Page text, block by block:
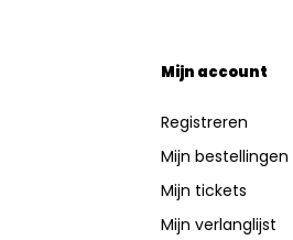
Mijn account
Registreren
Mijn bestellingen
Mijn tickets
Mijn verlanglijst